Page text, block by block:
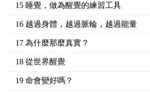
15 睡覺，做為醒覺的練習工具
16 越過身體，越過脈輪，越過能量
17 為什麼那麼真實？
18 從世界醒覺
19 命會變好嗎？